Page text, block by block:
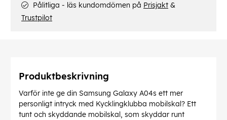
Pålitliga - läs kundomdömen på Prisjakt &
Trustpilot
Produktbeskrivning
Varför inte ge din Samsung Galaxy A04s ett mer
personligt intryck med Kycklingklubba mobilskal? Ett
tunt och skyddande mobilskal, som skyddar runt